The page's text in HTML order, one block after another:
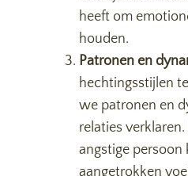
heeft om
houden.
Patronen en
hechtingsstijlen
we patronen en
relaties
angstige persoon
aangetrokken